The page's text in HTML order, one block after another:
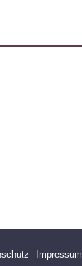
Impressum